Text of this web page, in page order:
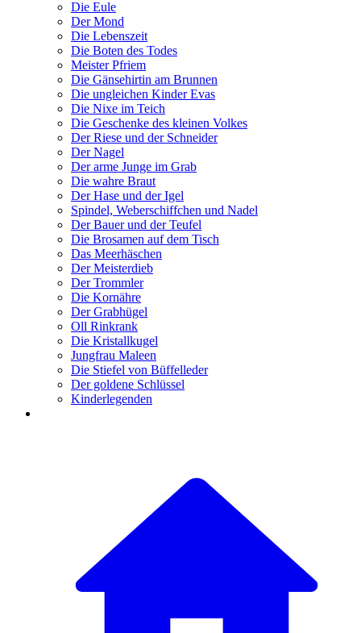
Die Eule
Der Mond
Die Lebenszeit
Die Boten des Todes
Meister Pfriem
Die Gänsehirtin am Brunnen
Die ungleichen Kinder Evas
Die Nixe im Teich
Die Geschenke des kleinen Volkes
Der Riese und der Schneider
Der Nagel
Der arme Junge im Grab
Die wahre Braut
Der Hase und der Igel
Spindel, Weberschiffchen und Nadel
Der Bauer und der Teufel
Die Brosamen auf dem Tisch
Das Meerhäschen
Der Meisterdieb
Der Trommler
Die Kornähre
Der Grabhügel
Oll Rinkrank
Die Kristallkugel
Jungfrau Maleen
Die Stiefel von Büffelleder
Der goldene Schlüssel
Kinderlegenden